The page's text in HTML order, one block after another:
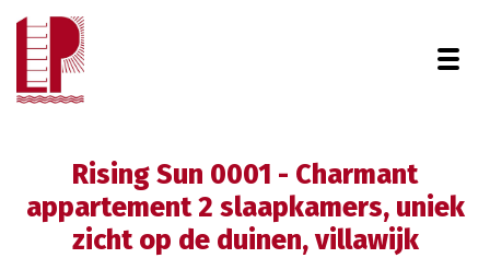
Rising Sun 0001 - Charmant
appartement 2 slaapkamers, uniek
zicht op de duinen, villawijk